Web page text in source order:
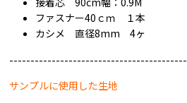
ファスナー40ｃｍ １本
カシメ 直径8mm 4ヶ
------------------------------------------
サンプルに使用した生地